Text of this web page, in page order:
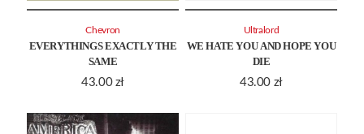
EVERYTHINGS EXACTLY THE
SAME
43.00 zł
Chevron
WE HATE YOU AND HOPE YOU
DIE
43.00 zł
Ultralord